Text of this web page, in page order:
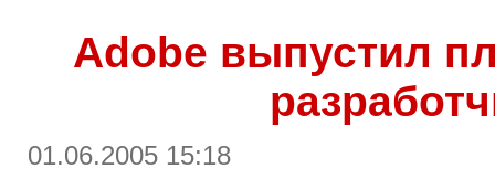
Adobe выпустил
01.06.2005 15:18